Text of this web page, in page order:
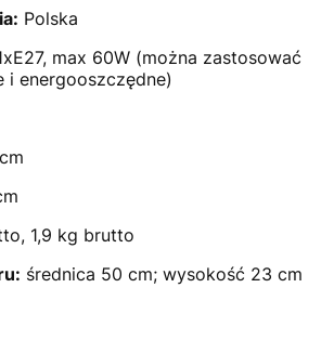
Polska
max 60W (można zastosować
i energooszczędne)
1,9 kg brutto
średnica 50 cm; wysokość 23 cm